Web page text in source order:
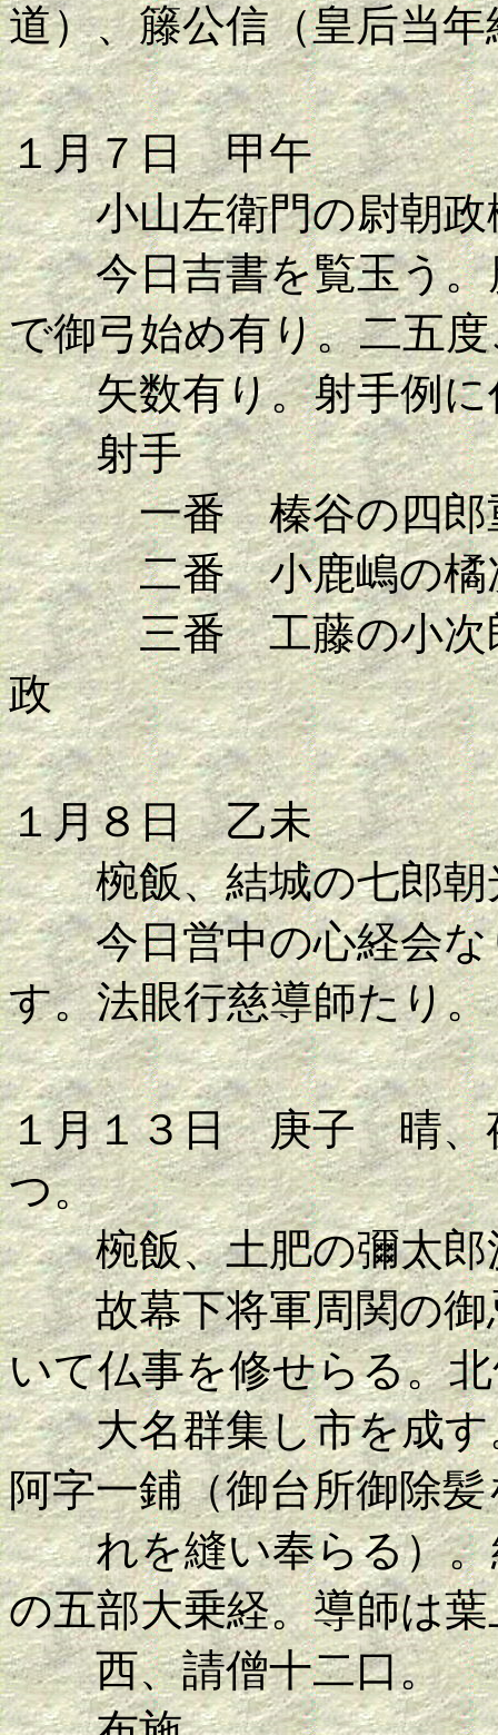
道）、籐公信（皇后当
１月７日 甲午
小山左衛門の尉朝政
今日吉書を覧玉う。
で御弓始め有り。二五
矢数有り。射手例に
射手
一番 榛谷の四郎
二番 小鹿嶋の橘
三番 工藤の小次
政
１月８日 乙未
椀飯、結城の七郎朝
今日営中の心経会な
す。法眼行慈導師たり。
１月１３日 庚子 晴、
つ。
椀飯、土肥の彌太郎
故幕下将軍周関の御
いて仏事を修せらる。
大名群集し市を成す
阿字一鋪（御台所御除
れを縫い奉らる）。
の五部大乗経。導師は
西、請僧十二口。